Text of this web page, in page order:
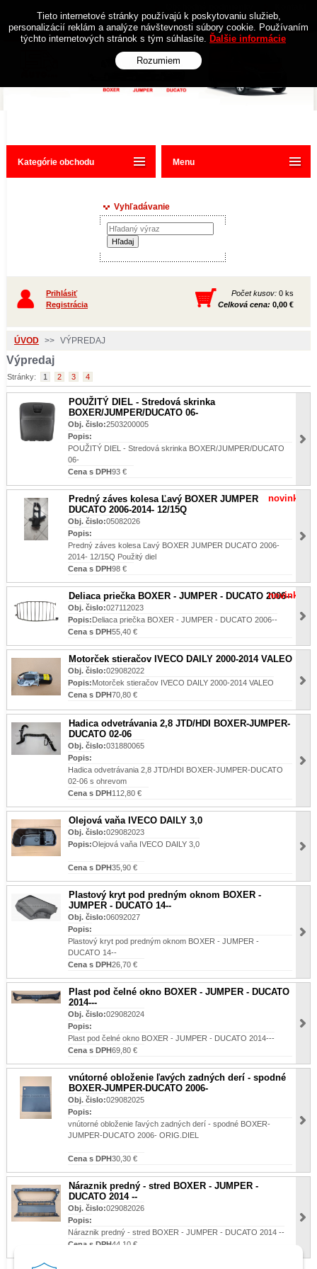
Kategórie obchodu
Vyhľadávanie
Prihlásiť
Registrácia
Počet kusov: 0 ks
Celková cena: 0,00 €
ÚVOD >> VÝPREDAJ
Výpredaj
Stránky: 1 2 3 4
POUŽITÝ DIEL - Stredová skrinka
BOXER/JUMPER/DUCATO 06-
Obj. čislo:2503200005
Popis:
POUŽITÝ DIEL - Stredová skrinka BOXER/JUMPER/DUCATO
06-
Cena s DPH93 €
Predný záves kolesa Ľavý BOXER JUMPER
DUCATO 2006-2014- 12/15Q
novinka
Obj. čislo:05082026
Popis:
Predný záves kolesa Ľavý BOXER JUMPER DUCATO 2006-
2014- 12/15Q Použitý diel
Cena s DPH98 €
Deliaca priečka BOXER - JUMPER - DUCATO 2006--
novinka
Obj. čislo:027112023
Popis:Deliaca priečka BOXER - JUMPER - DUCATO 2006--
Cena s DPH55,40 €
Motorček stieračov IVECO DAILY 2000-2014 VALEO
Obj. čislo:029082022
Popis:Motorček stieračov IVECO DAILY 2000-2014 VALEO
Cena s DPH70,80 €
Hadica odvetrávania 2,8 JTD/HDI BOXER-JUMPER-
DUCATO 02-06
Obj. čislo:031880065
Popis:
Hadica odvetrávania 2,8 JTD/HDI BOXER-JUMPER-DUCATO
02-06 s ohrevom
Cena s DPH112,80 €
Olejová vaňa IVECO DAILY 3,0
Obj. čislo:029082023
Popis:Olejová vaňa IVECO DAILY 3,0
Cena s DPH35,90 €
Plastový kryt pod predným oknom BOXER -
JUMPER - DUCATO 14--
Obj. čislo:06092027
Popis:
Plastový kryt pod predným oknom BOXER - JUMPER -
DUCATO 14--
Cena s DPH26,70 €
Plast pod čelné okno BOXER - JUMPER - DUCATO
2014---
Obj. čislo:029082024
Popis:
Plast pod čelné okno BOXER - JUMPER - DUCATO 2014---
Cena s DPH69,80 €
vnútorné obloženie ľavých zadných derí - spodné
BOXER-JUMPER-DUCATO 2006-
Obj. čislo:029082025
Popis:
vnútorné obloženie ľavých zadných derí - spodné BOXER-
JUMPER-DUCATO 2006- ORIG.DIEL
Cena s DPH30,30 €
Náraznik predný - stred BOXER - JUMPER -
DUCATO 2014 --
Obj. čislo:029082026
Popis:
Náraznik predný - stred BOXER - JUMPER - DUCATO 2014 --
Cena s DPH44,10 €
Menu
Tieto internetové stránky používajú k poskytovaniu služieb,
personalizácií reklám a analýze návštevnosti súbory cookie. Používaním
týchto internetových stránok s tým súhlasíte. Ďalšie informácie
Rozumiem